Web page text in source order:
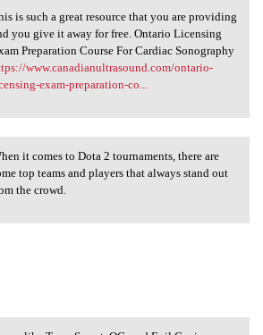
is such a great resource
is such a great resource that you are providing
you give it away for free. Ontario Licensing
Preparation Course For Cardiac Sonography
www.canadianultrasound.com/ontario-
exam-preparation-co...
it comes to Dota 2
it comes to Dota 2 tournaments, there are
top teams and players that always stand out
the crowd.